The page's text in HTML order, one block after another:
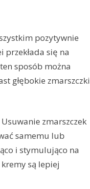
pozytywnie
przekłada się na
sposób można
głębokie zmarszczki
zmarszczek
samemu lub
i stymulująco na
są lepiej